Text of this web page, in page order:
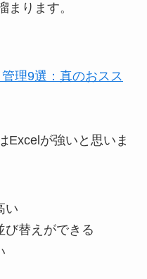
まります。
理9選：真のおスス
Excelが強いと思いま
い
び替えができる